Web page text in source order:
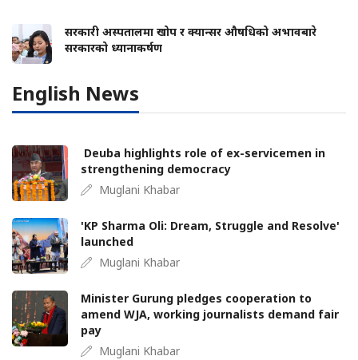
सरकारी अस्पतालमा खोप र क्यान्सर औषधिको अभावबारे
सरकारको ध्यानाकर्षण
English News
Deuba highlights role of ex-servicemen in
strengthening democracy
Muglani Khabar
'KP Sharma Oli: Dream, Struggle and Resolve'
launched
Muglani Khabar
Minister Gurung pledges cooperation to
amend WJA, working journalists demand fair
pay
Muglani Khabar